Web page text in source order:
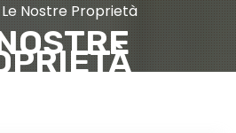
Le Nostre Proprietà